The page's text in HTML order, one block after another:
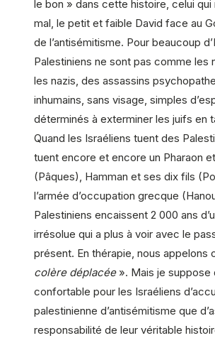
le bon » dans cette histoire, celui qui
mal, le petit et faible David face au
de l’antisémitisme. Pour beaucoup
Palestiniens ne sont pas comme les
les nazis, des assassins
inhumains, sans visage, simples
déterminés à exterminer les juifs en
Quand les Israéliens tuent des
tuent encore et encore un Pharaon
(Pâques), Hamman et ses dix fils
l’armée d’occupation grecque
Palestiniens encaissent 2 000 ans
irrésolue qui a plus à voir avec le
présent. En thérapie, nous appelons
colère déplacée ». Mais je suppose
confortable pour les Israéliens
palestinienne d’antisémitisme que
responsabilité de leur véritable